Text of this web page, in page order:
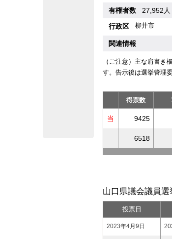
有権者数
27,952人
行政区
柳井市
関連情報
（ご注意）主な肩書
す。告示後は選挙管理
得票数
当 9425
6518
山口県議会議員
投票日
2023年4月9日